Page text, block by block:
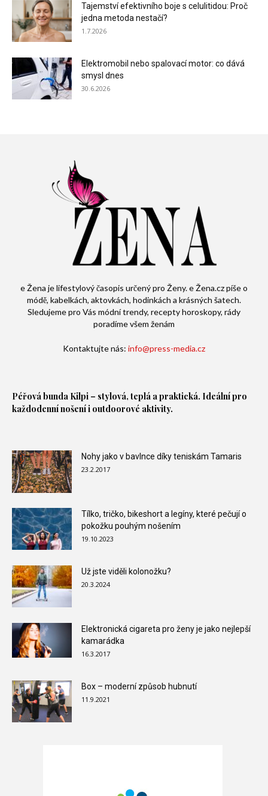
Tajemství efektivního boje s celulitidou: Proč
jedna metoda nestačí?
1.7.2026
Elektromobil nebo spalovací motor: co dává
smysl dnes
30.6.2026
e Žena je lifestylový časopis určený pro Ženy. e Žena.cz píše o
módě, kabelkách, aktovkách, hodinkách a krásných šatech.
Sledujeme pro Vás módní trendy, recepty horoskopy, rády
poradíme všem ženám
Kontaktujte nás: info@press-media.cz
Péřová bunda Kilpi – stylová, teplá a praktická. Ideální pro
každodenní nošení i outdoorové aktivity.
Nohy jako v bavlnce díky teniskám Tamaris
23.2.2017
Tílko, tričko, bikeshort a legíny, které pečují o
pokožku pouhým nošením
19.10.2023
Už jste viděli kolonožku?
20.3.2024
Elektronická cigareta pro ženy je jako nejlepší
kamarádka
16.3.2017
Box – moderní způsob hubnutí
11.9.2021